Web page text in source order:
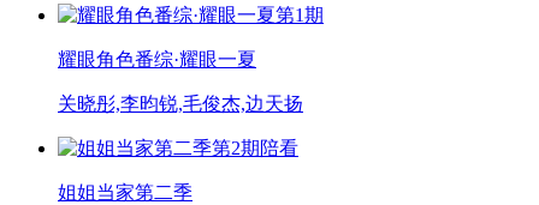
第1期
耀眼角色番综·耀眼一夏
关晓彤,李昀锐,毛俊杰,边天扬
第2期陪看
姐姐当家第二季